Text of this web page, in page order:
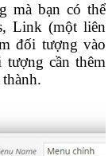
mà bạn có thể
Link (một liên
đối tượng vào
tượng cần thêm